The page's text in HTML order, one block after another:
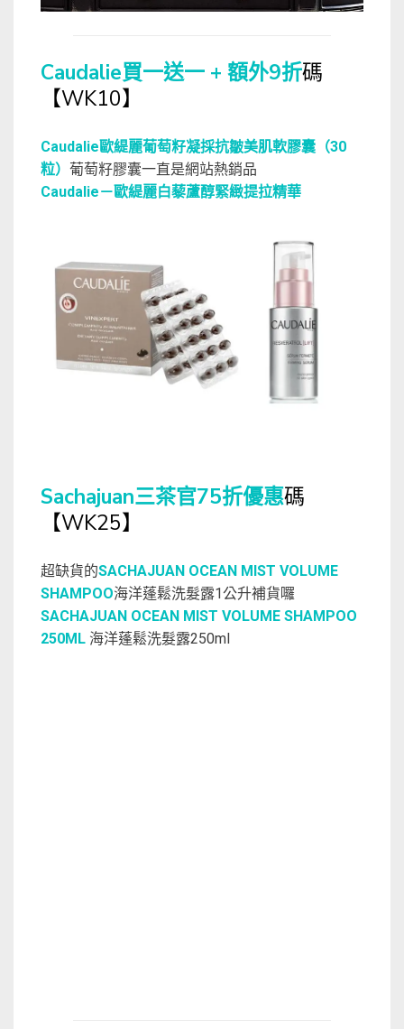
Caudalie買一送一 + 額外9折碼
【WK10】
Caudalie歐緹麗葡萄籽凝採抗皺美肌軟膠囊（30
粒） 葡萄籽膠囊一直是網站熱銷品
Caudalie－歐緹麗白藜蘆醇緊緻提拉精華
Sachajuan三茶官75折優惠碼
【WK25】
超缺貨的SACHAJUAN OCEAN MIST VOLUME
SHAMPOO海洋蓬鬆洗髮露1公升補貨囉
SACHAJUAN OCEAN MIST VOLUME SHAMPOO
250ML 海洋蓬鬆洗髮露250ml